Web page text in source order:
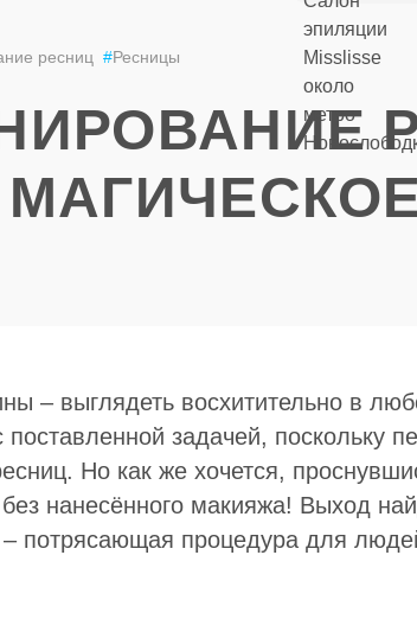
ресниц #Ресницы
– выглядеть восхитительно в
задачей, поскольку
Но как же хочется,
нанесённого макияжа! Выход
– потрясающая процедура для